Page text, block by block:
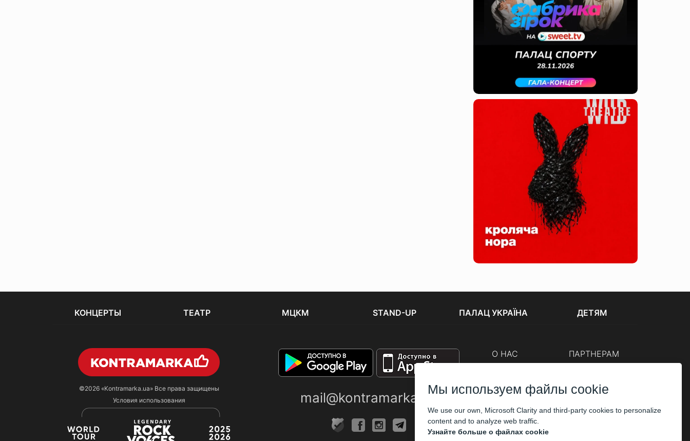
КОНЦЕРТЫ ТЕАТР МЦКМ STAND-UP ПАЛАЦ УКРАЇНА ДЕТЯМ
©2026 «Kontramarka.ua»Все права защищены
Условия использования
mail@kontramarka.ua
О НАС ПАРТНЕРАМ
Корпоративным клиентам
Мы используем файлы cookie
We use our own, Microsoft Clarity and third-party cookies to personalize
content and to analyze web traffic.
Узнайте больше о файлах cookie